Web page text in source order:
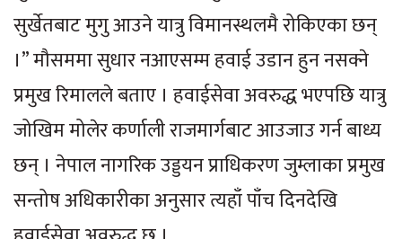
सुर्खेतबाट मुगु आउने यात्रु विमानस्थलमै रोकिएका छन्
।” मौसममा सुधार नआएसम्म हवाई उडान हुन नसक्ने
प्रमुख रिमालले बताए । हवाईसेवा अवरुद्ध भएपछि यात्रु
जोखिम मोलेर कर्णाली राजमार्गबाट आउजाउ गर्न बाध्य
छन् । नेपाल नागरिक उड्डयन प्राधिकरण जुम्लाका प्रमुख
सन्तोष अधिकारीका अनुसार त्यहाँ पाँच दिनदेखि